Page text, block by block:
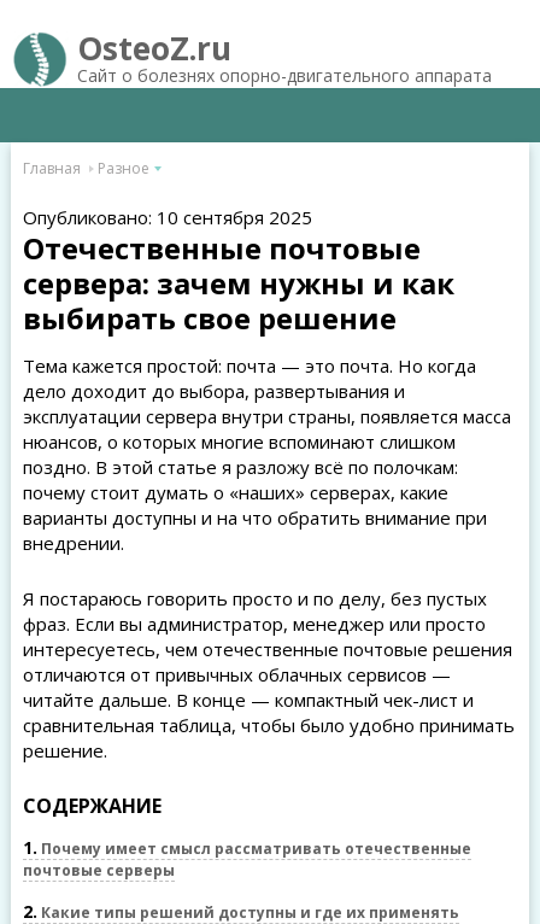
OsteoZ.ru
Сайт о болезнях опорно-двигательного аппарата
Главная Разное
Опубликовано: 10 сентября 2025
Отечественные почтовые
сервера: зачем нужны и как
выбирать свое решение
Тема кажется простой: почта — это почта. Но когда
дело доходит до выбора, развертывания и
эксплуатации сервера внутри страны, появляется масса
нюансов, о которых многие вспоминают слишком
поздно. В этой статье я разложу всё по полочкам:
почему стоит думать о «наших» серверах, какие
варианты доступны и на что обратить внимание при
внедрении.
Я постараюсь говорить просто и по делу, без пустых
фраз. Если вы администратор, менеджер или просто
интересуетесь, чем отечественные почтовые решения
отличаются от привычных облачных сервисов —
читайте дальше. В конце — компактный чек-лист и
сравнительная таблица, чтобы было удобно принимать
решение.
СОДЕРЖАНИЕ
1 Почему имеет смысл рассматривать отечественные
почтовые серверы
2 Какие типы решений доступны и где их применять